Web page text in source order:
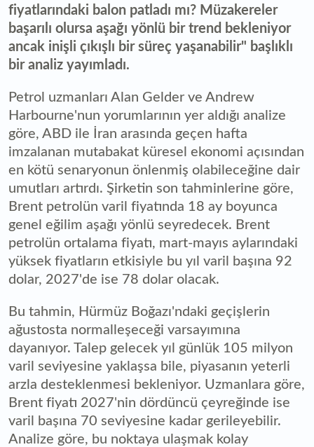
fiyatlarındaki balon patladı mı? Müzakereler
başarılı olursa aşağı yönlü bir trend bekleniyor
ancak inişli çıkışlı bir süreç yaşanabilir" başlıklı
bir analiz yayımladı.
Petrol uzmanları Alan Gelder ve Andrew
Harbourne'nun yorumlarının yer aldığı analize
göre, ABD ile İran arasında geçen hafta
imzalanan mutabakat küresel ekonomi açısından
en kötü senaryonun önlenmiş olabileceğine dair
umutları artırdı. Şirketin son tahminlerine göre,
Brent petrolün varil fiyatında 18 ay boyunca
genel eğilim aşağı yönlü seyredecek. Brent
petrolün ortalama fiyatı, mart-mayıs aylarındaki
yüksek fiyatların etkisiyle bu yıl varil başına 92
dolar, 2027'de ise 78 dolar olacak.
Bu tahmin, Hürmüz Boğazı'ndaki geçişlerin
ağustosta normalleşeceği varsayımına
dayanıyor. Talep gelecek yıl günlük 105 milyon
varil seviyesine yaklaşsa bile, piyasanın yeterli
arzla desteklenmesi bekleniyor. Uzmanlara göre,
Brent fiyatı 2027'nin dördüncü çeyreğinde ise
varil başına 70 seviyesine kadar gerileyebilir.
Analize göre, bu noktaya ulaşmak kolay